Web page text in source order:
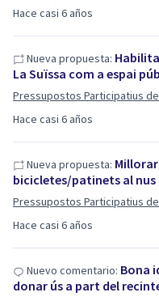
Hace casi 6 años
Hace casi 6 años
Nueva propuesta:
La Suïssa com a espai
Pressupostos Participatius de
Hace casi 6 años
Nueva propuesta:
bicicletes/patinets al nus
Pressupostos Participatius de
Nuevo comentario: Bona
donar ús a part del